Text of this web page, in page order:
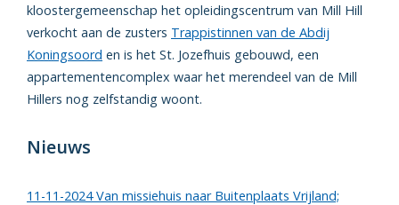
kloostergemeenschap het opleidingscentrum van Mill Hill
verkocht aan de zusters Trappistinnen van de Abdij
Koningsoord en is het St. Jozefhuis gebouwd, een
appartementencomplex waar het merendeel van de Mill
Hillers nog zelfstandig woont.
Nieuws
11-11-2024 Van missiehuis naar Buitenplaats Vrijland;